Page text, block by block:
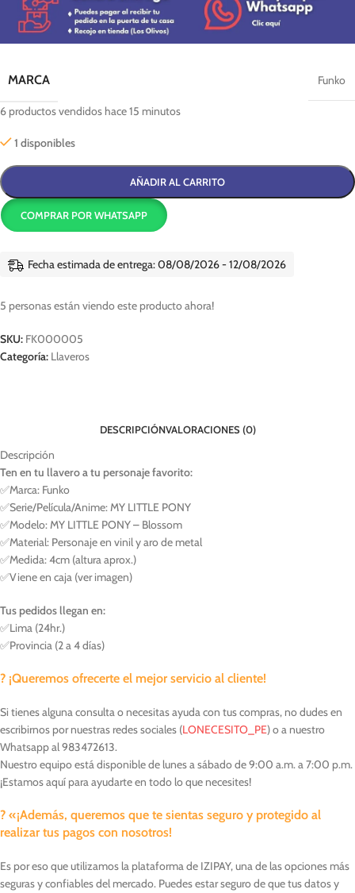
MARCA Funko
6 productos vendidos hace 15 minutos
1 disponibles
AÑADIR AL CARRITO
COMPRAR POR WHATSAPP
Fecha estimada de entrega: 08/08/2026 - 12/08/2026
5 personas están viendo este producto ahora!
SKU: FK000005
Categoría: Llaveros
DESCRIPCIÓNVALORACIONES (0)
Descripción
Ten en tu llavero a tu personaje favorito:
✅Marca: Funko
✅Serie/Película/Anime: MY LITTLE PONY
✅Modelo: MY LITTLE PONY – Blossom
✅Material: Personaje en vinil y aro de metal
✅Medida: 4cm (altura aprox.)
✅Viene en caja (ver imagen)
Tus pedidos llegan en:
✅Lima (24hr.)
✅Provincia (2 a 4 días)
? ¡Queremos ofrecerte el mejor servicio al cliente!
Si tienes alguna consulta o necesitas ayuda con tus compras, no dudes en
escribirnos por nuestras redes sociales (LONECESITO_PE) o a nuestro
Whatsapp al 983472613‬.
Nuestro equipo está disponible de lunes a sábado de 9:00 a.m. a 7:00 p.m.
¡Estamos aquí para ayudarte en todo lo que necesites!
? «¡Además, queremos que te sientas seguro y protegido al
realizar tus pagos con nosotros!
Es por eso que utilizamos la plataforma de IZIPAY, una de las opciones más
seguras y confiables del mercado. Puedes estar seguro de que tus datos y